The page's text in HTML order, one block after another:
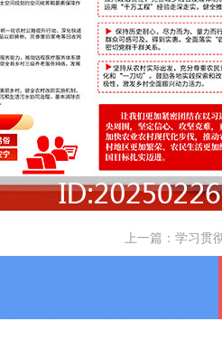
上一篇： 学习贯